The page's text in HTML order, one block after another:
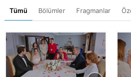
Tümü Bölümler Fragmanlar